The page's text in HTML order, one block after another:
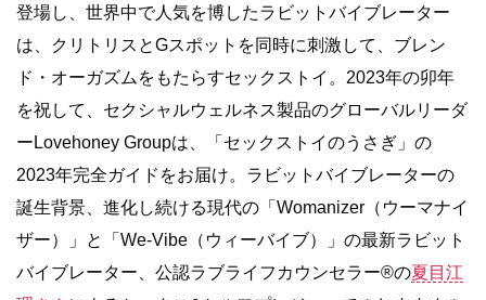
登場し、世界中で人気を博したラビットバイブレーター
は、クリトリスとGスポットを同時に刺激して、ブレン
ド・オーガズムをもたらすセックストイ。2023年の卯年
を祝して、セクシャルウェルネス製品のグローバルリーダ
ーLovehoney Groupは、「セックストイのうさぎ」の
2023年完全ガイドをお届け。ラビットバイブレーターの
誕生背景、進化し続ける現代の「Womanizer（ウーマナイ
ザー）」と「We-Vibe（ウィーバイブ）」の最新ラビット
バイブレーター、公認ラブライフカウンセラー®︎の夏目江